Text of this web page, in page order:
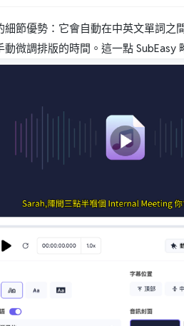
細節優勢：它會自動在中英文單詞
動微調排版的時間。這一點 SubEasy